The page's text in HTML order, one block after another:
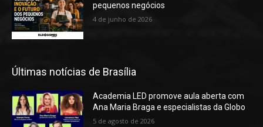
pequenos negócios
4 de junho de 2026
Últimas notícias de Brasília
Academia LED promove aula aberta com
Ana Maria Braga e especialistas da Globo
5 de agosto de 2026